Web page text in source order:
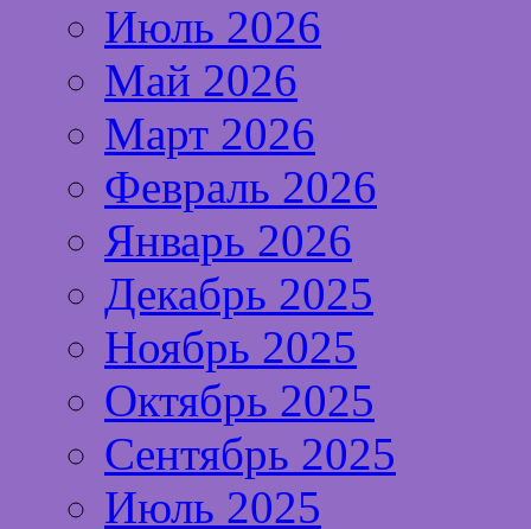
Июль 2026
Май 2026
Март 2026
Февраль 2026
Январь 2026
Декабрь 2025
Ноябрь 2025
Октябрь 2025
Сентябрь 2025
Июль 2025